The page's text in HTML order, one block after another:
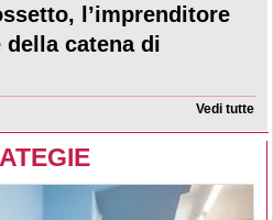
l’imprenditore
catena di
Vedi tutte